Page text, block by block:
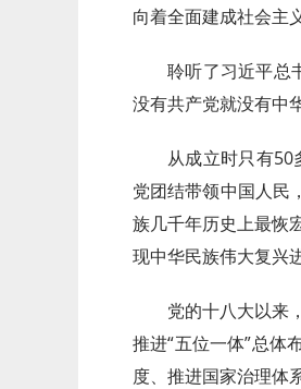
向着全面建成社会主
聆听了习近平总
没有共产党就没有中
从成立时只有
党团结带领中国人民
族几千年历史上最恢
现中华民族伟大复兴
党的十八大以来
推进“五位一体”总体
度、推进国家治理体